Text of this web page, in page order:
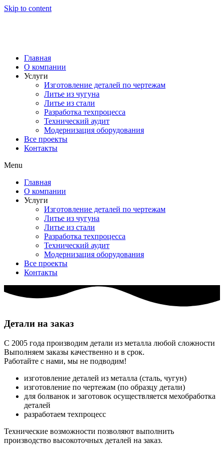
Skip to content
Главная
О компании
Услуги
Изготовление деталей по чертежам
Литье из чугуна
Литье из стали
Разработка техпроцесса
Технический аудит
Модернизация оборудования
Все проекты
Контакты
Menu
Главная
О компании
Услуги
Изготовление деталей по чертежам
Литье из чугуна
Литье из стали
Разработка техпроцесса
Технический аудит
Модернизация оборудования
Все проекты
Контакты
Детали на заказ
С 2005 года производим детали из металла любой сложности
Выполняем заказы качественно и в срок.
Работайте с нами, мы не подводим!
изготовление деталей из металла (сталь, чугун)
изготовление по чертежам (по образцу детали)
для болванок и заготовок осуществляется мехобработка
деталей
разработаем техпроцесс
Технические возможности позволяют выполнить
производство высокоточных деталей на заказ.